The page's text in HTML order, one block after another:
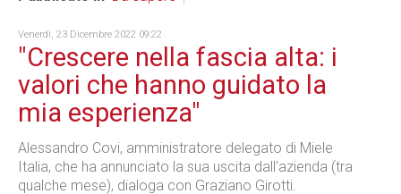
Venerdì, 23 Dicembre 2022 09:22
"Crescere nella fascia alta: i
valori che hanno guidato la
mia esperienza"
Alessandro Covi, amministratore delegato di Miele
Italia, che ha annunciato la sua uscita dall'azienda (tra
qualche mese), dialoga con Graziano Girotti.